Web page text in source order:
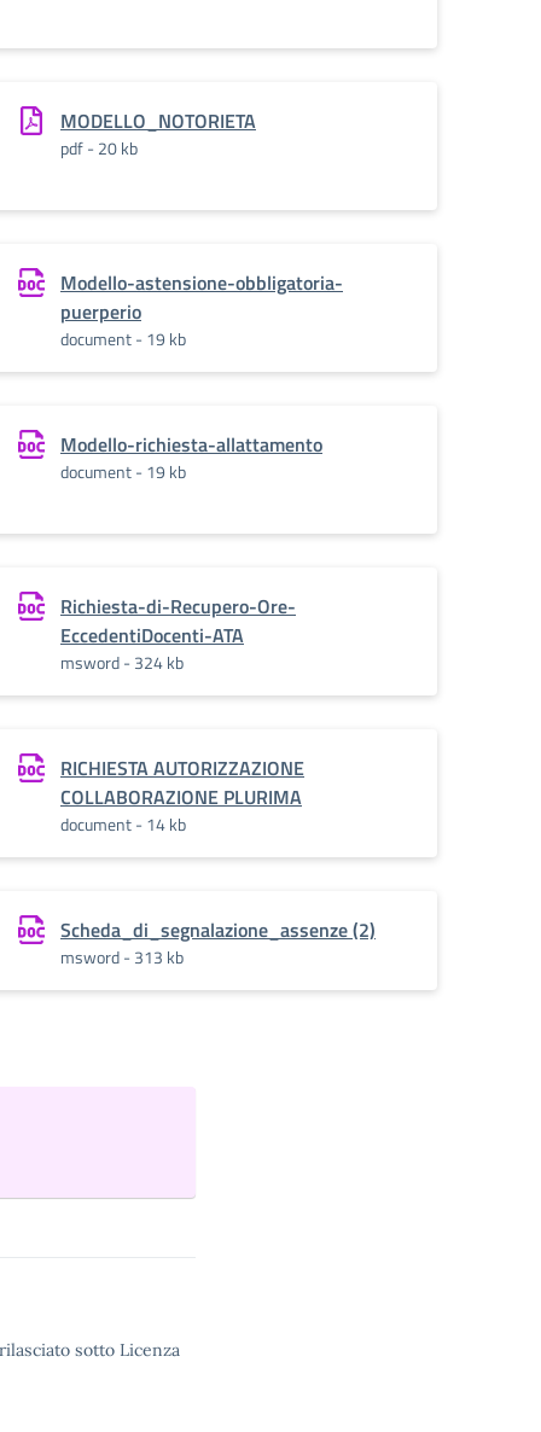
MODELLO_NOTORIETA
pdf - 20 kb
Modello-astensione-obbligatoria-
puerperio
document - 19 kb
Modello-richiesta-allattamento
document - 19 kb
Richiesta-di-Recupero-Ore-
EccedentiDocenti-ATA
msword - 324 kb
RICHIESTA AUTORIZZAZIONE
COLLABORAZIONE PLURIMA
document - 14 kb
Scheda_di_segnalazione_assenze (2)
msword - 313 kb
sotto Licenza